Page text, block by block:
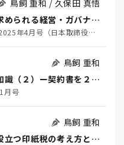
鳥飼 重和 / 久保田 真悟
ミドル・スモール上場企業に求められる経営・ガバナンス改革
Corporate Governance Vol.18 - 2025年4月号（日本取締役協会）
鳥飼 重和
不動産取引に必須の印紙税の知識（２）ー契約書を２通以上作成した場合ー
月号
鳥飼 重和
法的思考が身に付く 実務に役立つ印紙税の考え方と実践